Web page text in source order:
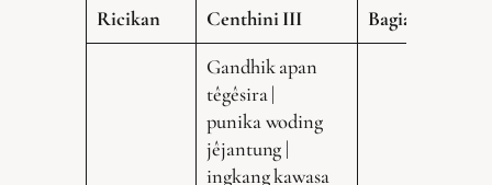
Ricikan Centhini III Bagian
Gandhik apan
têgêsira |
punika woding
jêjantung |
ingkang kawasa